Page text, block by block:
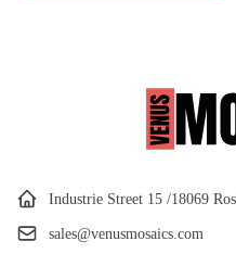
Industrie Street 15 /18069
sales@venusmosaics.com